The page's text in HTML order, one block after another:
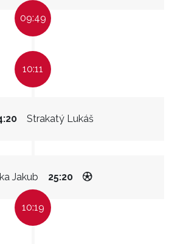
09:49
10:11
Strakatý Lukáš
Jakub 25:20
10:19